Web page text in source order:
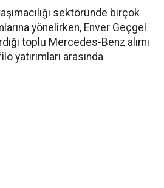
sektöründe birçok
yönelirken, Enver Geçgel
toplu Mercedes-Benz alımı
yatırımları arasında